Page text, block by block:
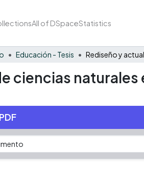
All of DSpaceStatistics
Educación - Tesis
ciencias naturales